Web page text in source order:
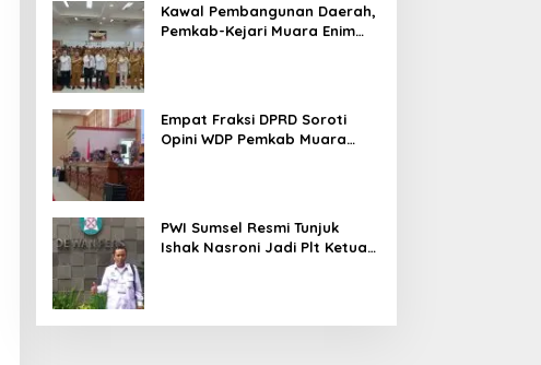
Kawal Pembangunan Daerah,
Pemkab-Kejari Muara Enim
Empat Fraksi DPRD Soroti
Opini WDP Pemkab Muara
PWI Sumsel Resmi Tunjuk
Ishak Nasroni Jadi Plt Ketua